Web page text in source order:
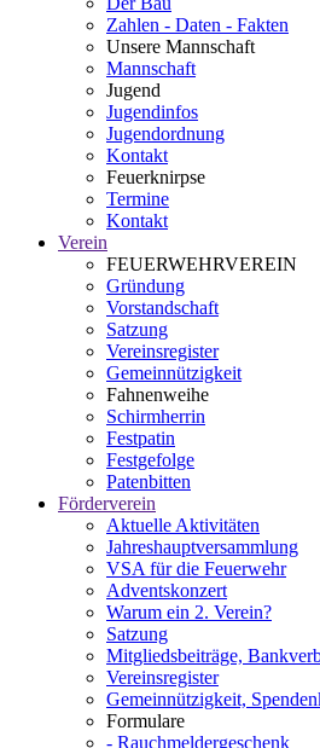
Zahlen - Daten - Fakten
Unsere Mannschaft
Mannschaft
Jugend
Jugendinfos
Jugendordnung
Kontakt
Feuerknirpse
Termine
Kontakt
Verein
FEUERWEHRVEREIN
Gründung
Vorstandschaft
Satzung
Vereinsregister
Gemeinnützigkeit
Fahnenweihe
Schirmherrin
Festpatin
Festgefolge
Patenbitten
Förderverein
Aktuelle Aktivitäten
Jahreshauptversammlung
VSA für die Feuerwehr
Adventskonzert
Warum ein 2. Verein?
Satzung
Mitgliedsbeiträge,
Vereinsregister
Gemeinnützigkeit,
Formulare
- Rauchmeldergeschenk